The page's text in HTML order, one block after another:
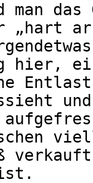
das
„hart
hier,
ist.